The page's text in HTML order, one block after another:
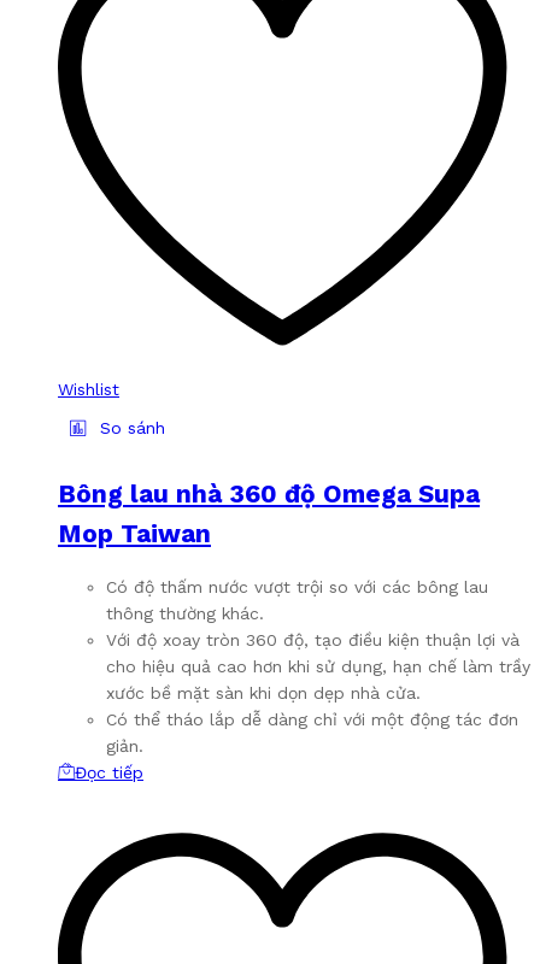
Wishlist
So sánh
Bông lau nhà 360 độ Omega Supa
Mop Taiwan
Có độ thấm nước vượt trội so với các bông lau
thông thường khác.
Với độ xoay tròn 360 độ, tạo điều kiện thuận lợi và
cho hiệu quả cao hơn khi sử dụng, hạn chế làm trầy
xước bề mặt sàn khi dọn dẹp nhà cửa.
Có thể tháo lắp dễ dàng chỉ với một động tác đơn
giản.
Đọc tiếp